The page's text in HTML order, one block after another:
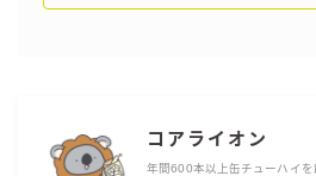
コアライオン
年間600本以上缶チューハイを